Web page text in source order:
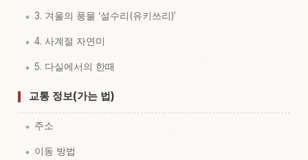
3. 겨울의 풍물 ‘설수리(유키쓰리)’
4. 사계절 자연미
5. 다실에서의 한때
교통 정보(가는 법)
주소
이동 방법